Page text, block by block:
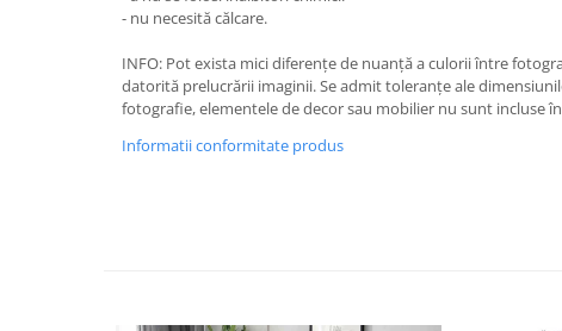
- nu necesită călcare.
INFO: Pot exista mici diferențe de nuanță a culorii între
datorită prelucrării imaginii. Se admit toleranțe ale
fotografie, elementele de decor sau mobilier nu sunt incluse
Informatii conformitate produs